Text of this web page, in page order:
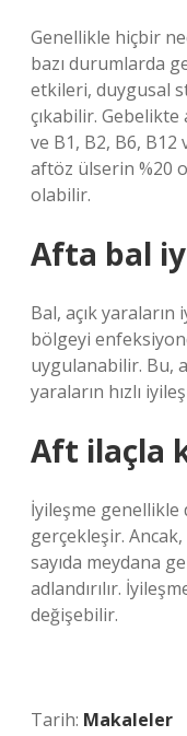
Genellikle hiçbir
bazı durumlarda
etkileri, duygusal
çıkabilir.
ve B1, B2, B6,
aftöz ülserin %20
olabilir.
Afta bal
Bal, açık yaraların
bölgeyi
uygulanabilir. Bu,
yaraların hızlı
Aft ilaçla
İyileşme
gerçekleşir.
sayıda meydana
adlandırılır.
değişebilir.
Tarih: Makaleler